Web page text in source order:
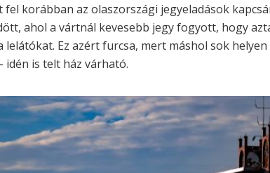
fel korábban az olaszországi jegyeladások
ahol a vártnál kevesebb jegy fogyott, hogy
lelátókat. Ez azért furcsa, mert máshol sok helyen
idén is telt ház várható.